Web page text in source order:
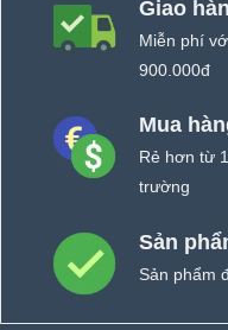
Giao
Miễn phí
900.000đ
Mua
Rẻ hơn từ
trường
Sản
Sản phẩm